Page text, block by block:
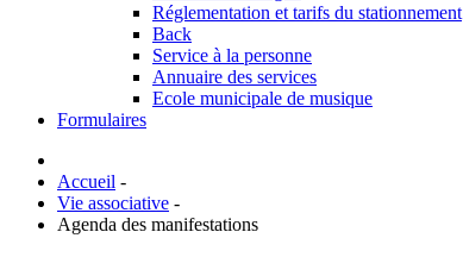
Réglementation et tarifs du stationnement
Back
Service à la personne
Annuaire des services
Ecole municipale de musique
Formulaires
Accueil -
Vie associative -
Agenda des manifestations